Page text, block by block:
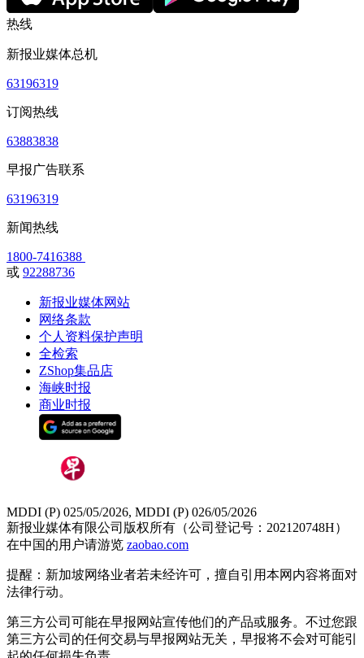
热线
新报业媒体总机
63196319
订阅热线
63883838
早报广告联系
63196319
新闻热线
1800-7416388
或 92288736
新报业媒体网站
网络条款
个人资料保护声明
全检索
ZShop集品店
海峡时报
商业时报
MDDI (P) 025/05/2026, MDDI (P) 026/05/2026
新报业媒体有限公司版权所有（公司登记号：202120748H）
在中国的用户请游览 zaobao.com
提醒：新加坡网络业者若未经许可，擅自引用本网内容将面对
法律行动。
第三方公司可能在早报网站宣传他们的产品或服务。不过您跟
第三方公司的任何交易与早报网站无关，早报将不会对可能引